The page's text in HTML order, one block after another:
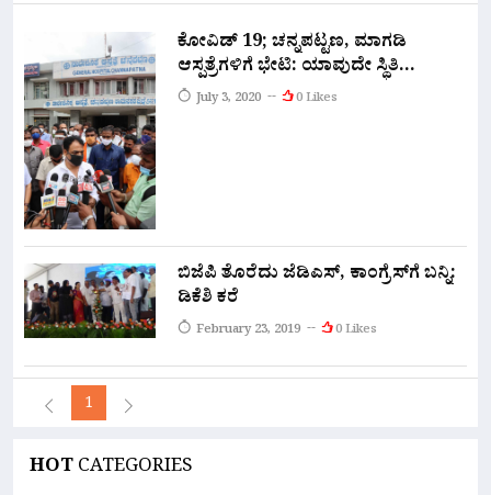
ಕೋವಿಡ್ 19; ಚನ್ನಪಟ್ಟಣ, ಮಾಗಡಿ
ಆಸ್ಪತ್ರೆಗಳಿಗೆ ಭೇಟಿ: ಯಾವುದೇ ಸ್ಥಿತಿ
ಎದುರಿಸಲು ಸನ್ನದ್ಧರಾಗಿರುವಂತೆ
July 3, 2020 0 Likes
ಬಿಜೆಪಿ ತೊರೆದು ಜೆಡಿಎಸ್, ಕಾಂಗ್ರೆಸ್‍ಗೆ ಬನ್ನಿ:
ಡಿಕೆಶಿ ಕರೆ
February 23, 2019 0 Likes
1
HOTCATEGORIES